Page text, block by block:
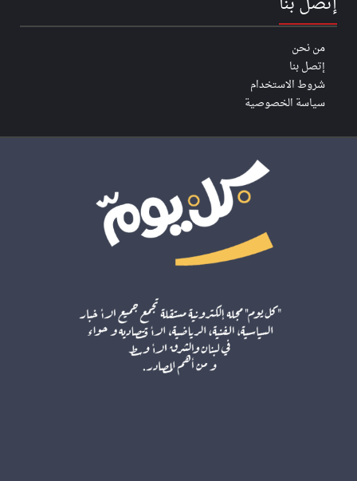
من نحن
إتصل بنا
شروط الاستخدام
سياسة الخصوصية